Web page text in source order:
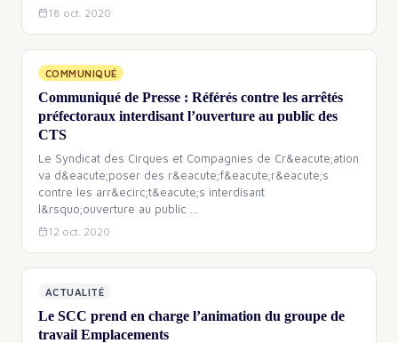
18 oct. 2020
COMMUNIQUÉ
Communiqué de Presse : Référés contre les arrêtés
préfectoraux interdisant l’ouverture au public des
CTS
Le Syndicat des Cirques et Compagnies de Cr&eacute;ation
va d&eacute;poser des r&eacute;f&eacute;r&eacute;s
contre les arr&ecirc;t&eacute;s interdisant
l&rsquo;ouverture au public
12 oct. 2020
ACTUALITÉ
Le SCC prend en charge l’animation du groupe de
travail Emplacements